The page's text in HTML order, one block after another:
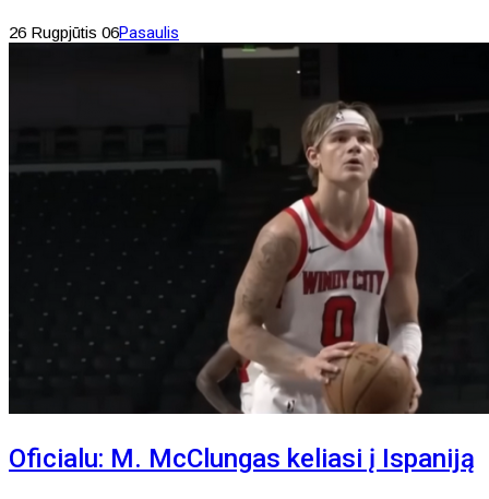
26 Rugpjūtis 06Pasaulis
Oficialu: M. McClungas keliasi į Ispaniją